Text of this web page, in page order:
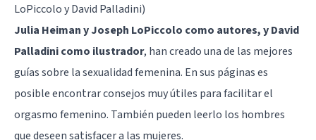
LoPiccolo y David Palladini)
Julia Heiman y Joseph LoPiccolo como autores, y David
Palladini como ilustrador, han creado una de las mejores
guías sobre la sexualidad femenina. En sus páginas es
posible encontrar consejos muy útiles para facilitar el
orgasmo femenino. También pueden leerlo los hombres
que deseen satisfacer a las mujeres.